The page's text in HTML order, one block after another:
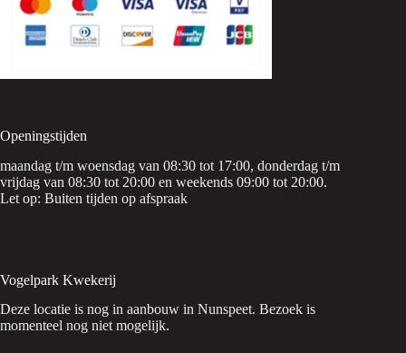
Openingstijden
maandag t/m woensdag van 08:30 tot 17:00, donderdag t/m
vrijdag van 08:30 tot 20:00 en weekends 09:00 tot 20:00.
Let op: Buiten tijden op afspraak
Vogelpark Kwekerij
Deze locatie is nog in aanbouw in Nunspeet. Bezoek is
momenteel nog niet mogelijk.